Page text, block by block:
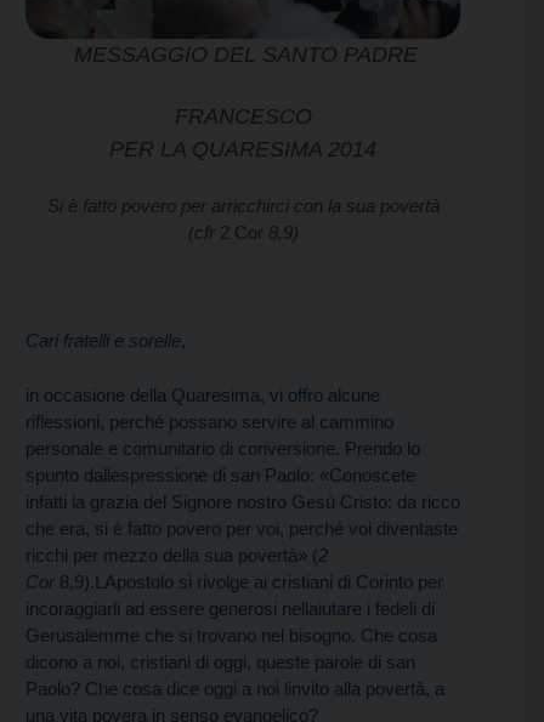
MESSAGGIO DEL SANTO PADRE
FRANCESCO
PER LA QUARESIMA 2014
Si è fatto povero per arricchirci con la sua povertà
(cfr 2 Cor8,9)
Cari fratelli e sorelle,
in occasione della Quaresima, vi offro alcune
riflessioni, perché possano servire al cammino
personale e comunitario di conversione. Prendo lo
spunto dallespressione di san Paolo: «Conoscete
infatti la grazia del Signore nostro Gesù Cristo: da ricco
che era, si è fatto povero per voi, perché voi diventaste
ricchi per mezzo della sua povertà» (2
Cor 8,9).LApostolo si rivolge ai cristiani di Corinto per
incoraggiarli ad essere generosi nellaiutare i fedeli di
Gerusalemme che si trovano nel bisogno. Che cosa
dicono a noi, cristiani di oggi, queste parole di san
Paolo? Che cosa dice oggi a noi linvito alla povertà, a
una vita povera in senso evangelico?